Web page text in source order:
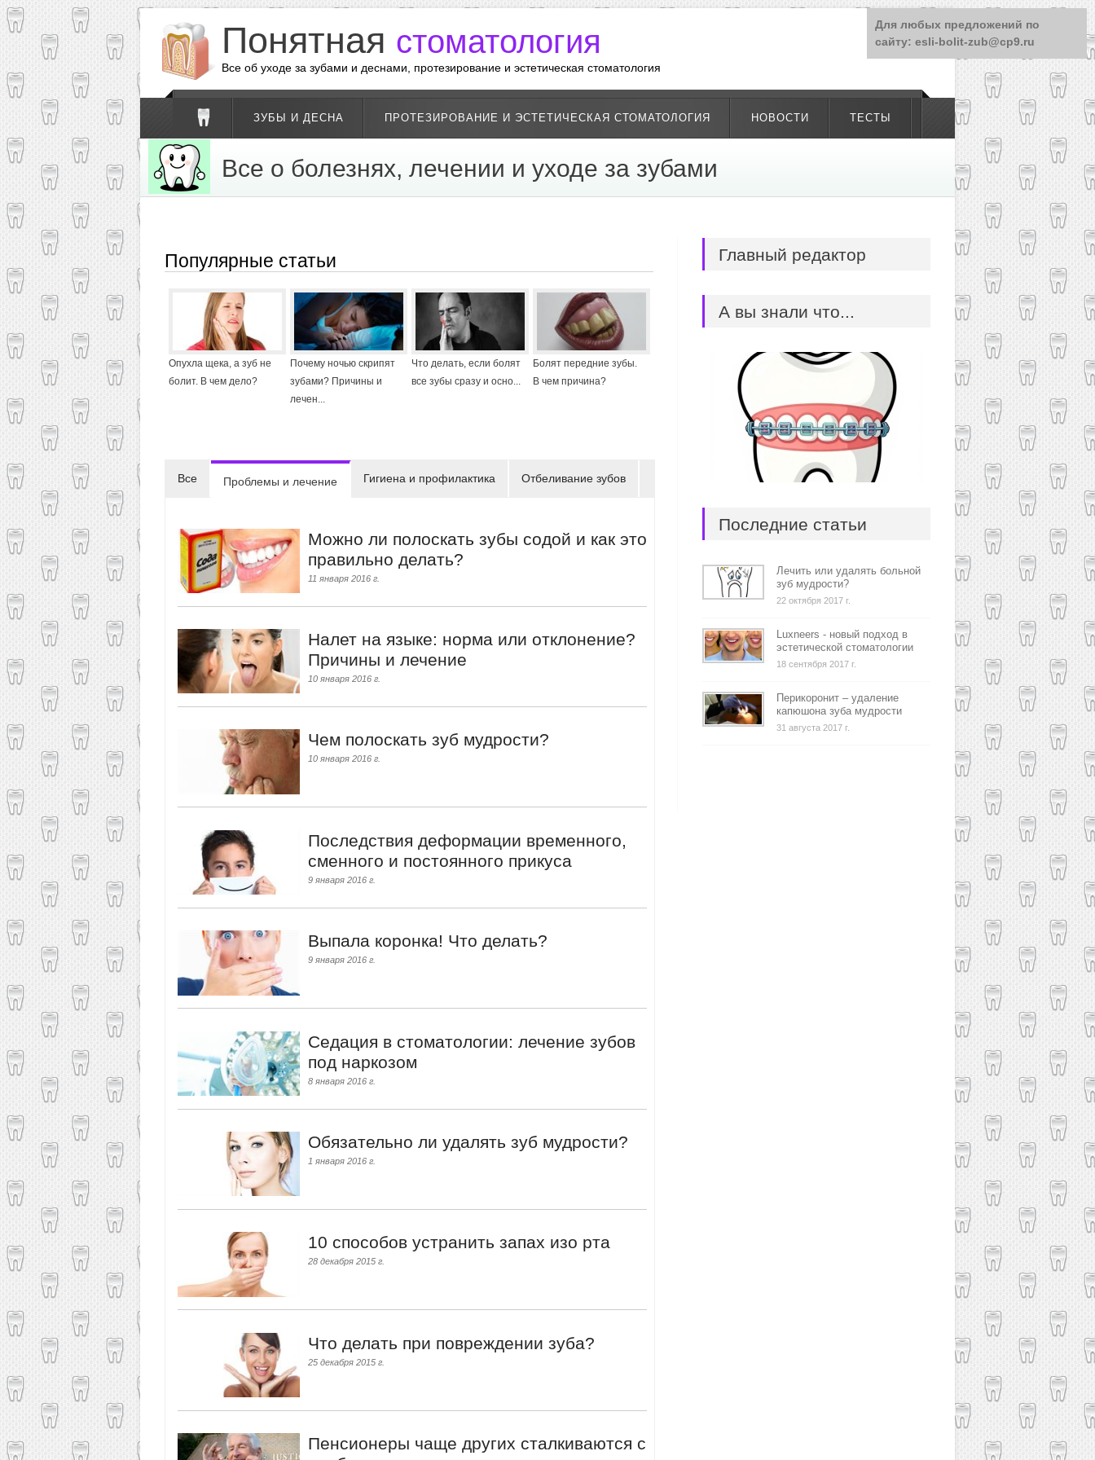
Понятная стоматология
Все об уходе за зубами и деснами, протезирование и эстетическая стоматология
ЗУБЫ И ДЕСНА ПРОТЕЗИРОВАНИЕ И ЭСТЕТИЧЕСКАЯ СТОМАТОЛОГИЯ НОВОСТИ ТЕСТЫ
Все о болезнях, лечении и уходе за зубами
Популярные статьи
Опухла щека, а зуб не
болит. В чем дело?
Почему ночью скрипят
зубами? Причины и
лечен...
Что делать, если болят
все зубы сразу и осно...
Болят передние зубы.
В чем причина?
Все Проблемы и лечение Гигиена и профилактика Отбеливание зубов
Можно ли полоскать зубы содой и как это
правильно делать?
11 января 2016 г.
Налет на языке: норма или отклонение?
Причины и лечение
10 января 2016 г.
Чем полоскать зуб мудрости?
10 января 2016 г.
Последствия деформации временного,
сменного и постоянного прикуса
9 января 2016 г.
Выпала коронка! Что делать?
9 января 2016 г.
Cедация в стоматологии: лечение зубов
под наркозом
8 января 2016 г.
Обязательно ли удалять зуб мудрости?
1 января 2016 г.
10 способов устранить запах изо рта
28 декабря 2015 г.
Что делать при повреждении зуба?
25 декабря 2015 г.
Пенсионеры чаще других сталкиваются с
Главный редактор
А вы знали что...
Последние статьи
Лечить или удалять больной
зуб мудрости?
22 октября 2017 г.
Luxneers - новый подход в
эстетической стоматологии
18 сентября 2017 г.
Перикоронит – удаление
капюшона зуба мудрости
31 августа 2017 г.
Для любых предложений по
сайту: esli-bolit-zub@cp9.ru